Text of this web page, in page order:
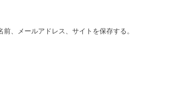
、メールアドレス、サイトを保存する。